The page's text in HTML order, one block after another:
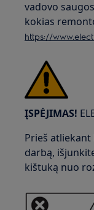
vadovo
kokias
https://
ĮSPĖJIMAS!
Prieš
darbą,
kištuką nuo